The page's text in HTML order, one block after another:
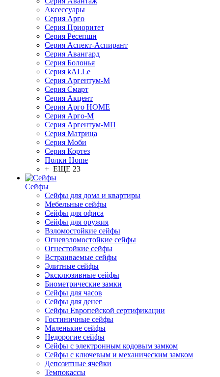
Аксессуары
Серия Арго
Серия Приоритет
Серия Ресепшн
Серия Аспект-Аспирант
Серия Авангард
Серия Болонья
Серия kALLe
Серия Аргентум-М
Серия Смарт
Серия Акцент
Серия Арго HOME
Серия Арго-М
Серия Аргентум-МП
Серия Матрица
Серия Моби
Серия Кортез
Полки Home
+ ЕЩЕ 23
Сейфы
Сейфы для дома и квартиры
Мебельные сейфы
Сейфы для офиса
Сейфы для оружия
Взломостойкие сейфы
Огневзломостойкие сейфы
Огнестойкие сейфы
Встраиваемые сейфы
Элитные сейфы
Эксклюзивные сейфы
Биометрические замки
Сейфы для часов
Сейфы для денег
Сейфы Европейской сертификации
Гостиничные сейфы
Маленькие сейфы
Недорогие сейфы
Сейфы с электронным кодовым замком
Сейфы с ключевым и механическим замком
Депозитные ячейки
Темпокассы